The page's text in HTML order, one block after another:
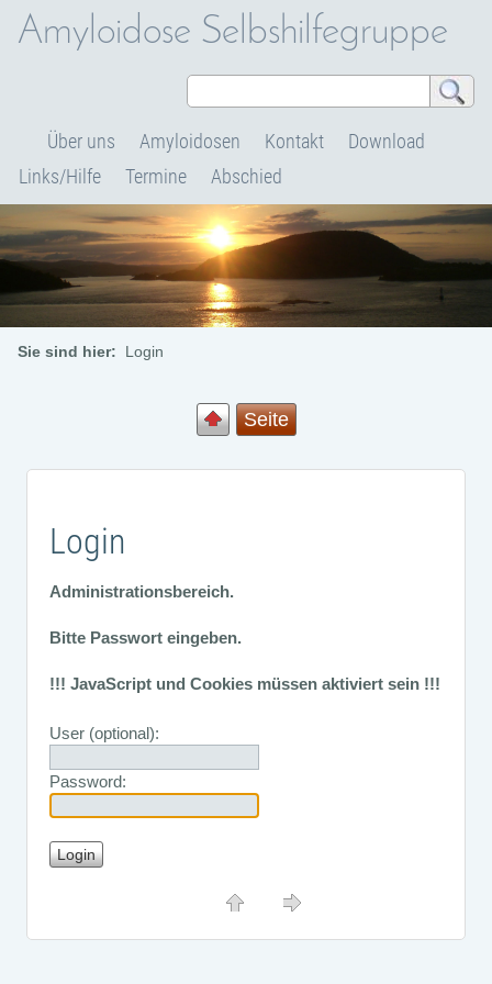
Amyloidose Selbshilfegruppe
Über uns Amyloidosen Kontakt
Download
Links/Hilfe
Termine Abschied
Sie sind hier: Login
Seite
Login
Administrationsbereich.
Bitte Passwort eingeben.
!!! JavaScript und Cookies müssen aktiviert sein !!!
User (optional):
Password: